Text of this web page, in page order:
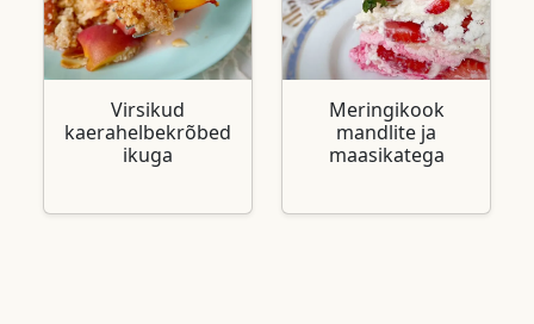
Virsikud
kaerahelbekrõbed
ikuga
Meringikook
mandlite ja
maasikatega